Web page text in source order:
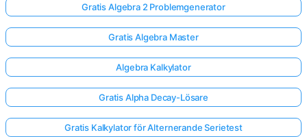
Gratis Algebra 2 Problemgenerator
Gratis Algebra Master
Algebra Kalkylator
Gratis Alpha Decay-Lösare
Gratis Kalkylator för Alternerande Serietest